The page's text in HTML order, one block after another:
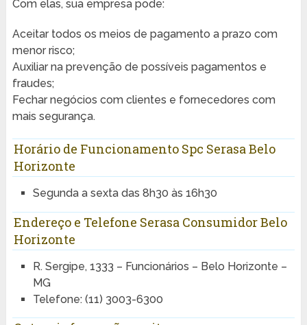
Com elas, sua empresa pode:
Aceitar todos os meios de pagamento a prazo com
menor risco;
Auxiliar na prevenção de possíveis pagamentos e
fraudes;
Fechar negócios com clientes e fornecedores com
mais segurança.
Horário de Funcionamento Spc Serasa Belo
Horizonte
Segunda a sexta das 8h30 às 16h30
Endereço e Telefone Serasa Consumidor Belo
Horizonte
R. Sergipe, 1333 – Funcionários – Belo Horizonte –
MG
Telefone: (11) 3003-6300